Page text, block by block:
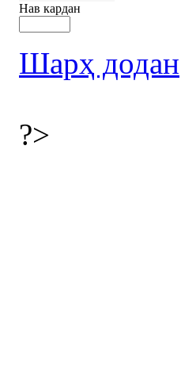
Нав кардан
Шарҳ додан
?>